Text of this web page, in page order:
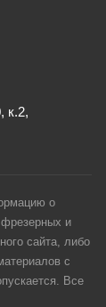
к.2,
о
и
сайта, либо
с
Все